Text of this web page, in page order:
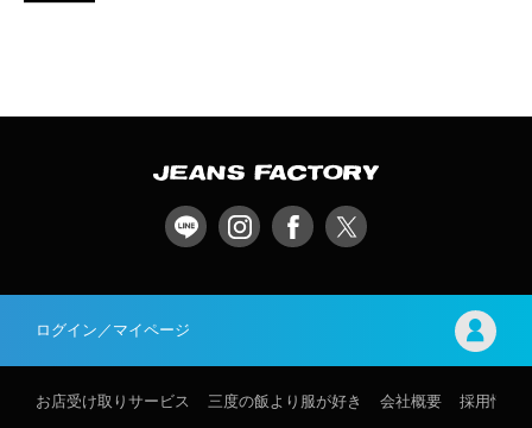
ログイン／マイページ
お店受け取りサービス 三度の飯より服が好き 会社概要 採用情報